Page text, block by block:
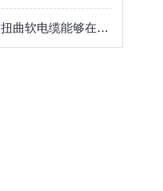
风力发电用耐扭曲软电缆能够在设备运转时承受一定的扭转力